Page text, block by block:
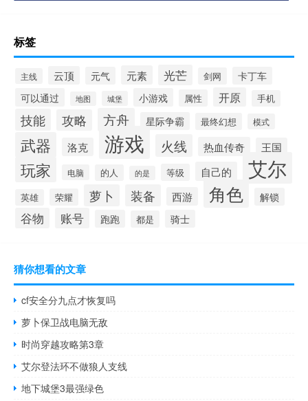
标签
主线 云顶 元气 元素 光芒 剑网 卡丁车
可以通过 地图 城堡 小游戏 属性 开原 手机
技能 攻略 方舟 星际争霸 最终幻想 模式
武器 洛克 游戏 火线 热血传奇 王国
玩家 电脑 的人 的是 等级 自己的 艾尔
英雄 荣耀 萝卜 装备 西游 角色 解锁
谷物 账号 跑跑 都是 骑士
猜你想看的文章
cf安全分九点才恢复吗
萝卜保卫战电脑无敌
时尚穿越攻略第3章
艾尔登法环不做狼人支线
地下城堡3最强绿色